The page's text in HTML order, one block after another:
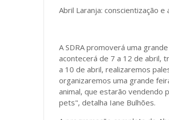
Abril Laranja: conscientização
A SDRA promoverá uma
acontecerá de 7 a 12 de abril,
a 10 de abril, realizaremos
organizaremos uma grande
animal, que estarão vendendo
pets", detalha Iane Bulhões.